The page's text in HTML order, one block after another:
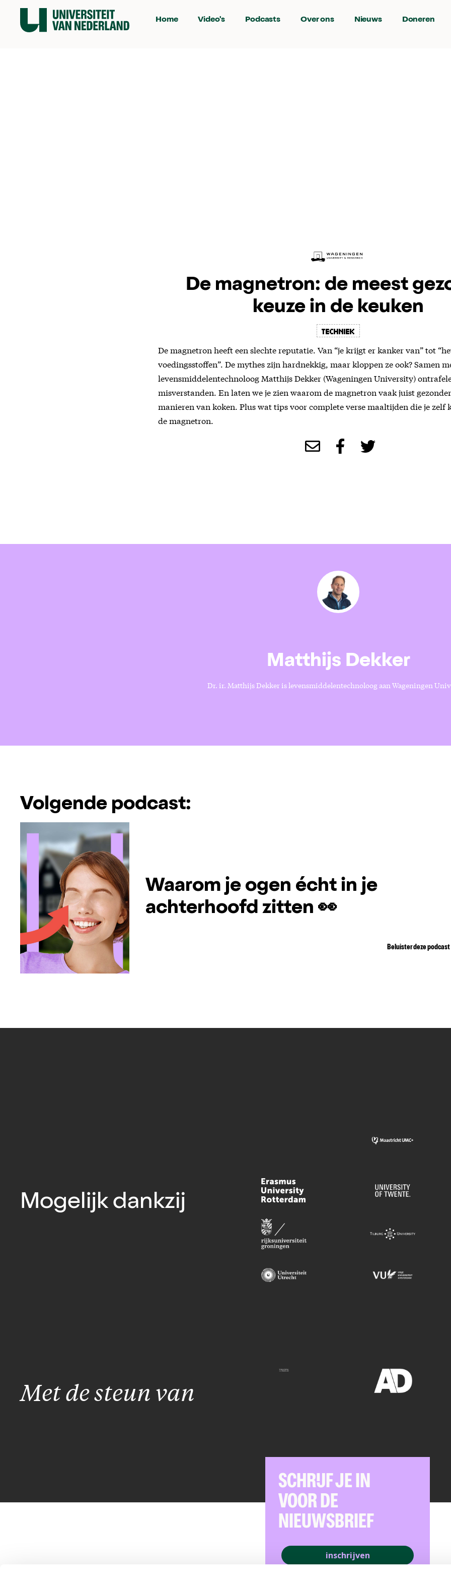
Home Video's Podcasts Over ons Nieuws Doneren
De magnetron: de meest
keuze in de keuken
techniek
De magnetron heeft een slechte reputatie. Van “je krijgt er kanker van” tot
voedingsstoffen”. De mythes zijn hardnekkig, maar kloppen ze ook? Samen
levensmiddelentechnoloog Matthijs Dekker (Wageningen University)
misverstanden. En laten we je zien waarom de magnetron vaak juist
manieren van koken. Plus wat tips voor complete verse maaltijden die je zelf
de magnetron.
Matthijs Dekker
Dr. ir. Matthijs Dekker is levensmiddelentechnoloog aan Wageningen
Volgende podcast:
Waarom je ogen écht in je
achterhoofd zitten 👀
Beluister deze podcast
Mogelijk dankzij
Met de steun van
SCHRIJF JE IN
VOOR DE
NIEUWSBRIEF
inschrijven